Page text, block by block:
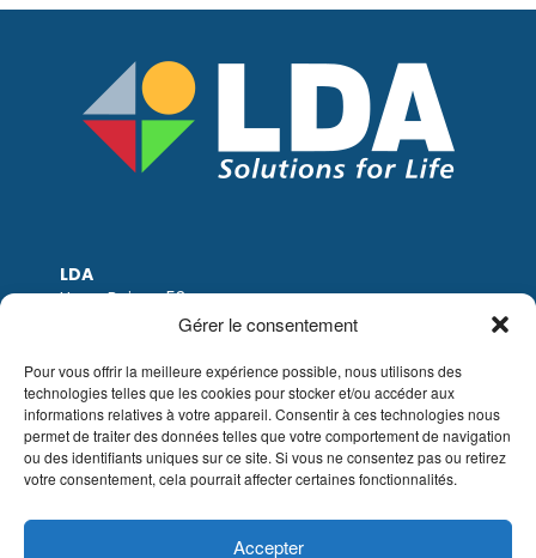
Gérer le consentement
Pour vous offrir la meilleure expérience possible, nous utilisons des
technologies telles que les cookies pour stocker et/ou accéder aux
informations relatives à votre appareil. Consentir à ces technologies nous
permet de traiter des données telles que votre comportement de navigation
ou des identifiants uniques sur ce site. Si vous ne consentez pas ou retirez
votre consentement, cela pourrait affecter certaines fonctionnalités.
Accepter
LDA
Hoge Buizen 53
TVA: BE0405.895.609
IBAN: KBC / BE51 7340 2410 9862
BIC: KBC / KREDBEBB
Mentions légales|Avis de non-responsabilité
par e-mail|Conditions de vente